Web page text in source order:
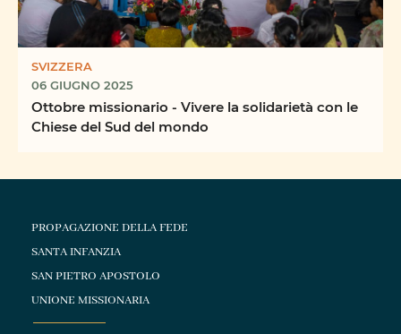
SVIZZERA
06 GIUGNO 2025
Ottobre missionario - Vivere la solidarietà con le
Chiese del Sud del mondo
PROPAGAZIONE DELLA FEDE
SANTA INFANZIA
SAN PIETRO APOSTOLO
UNIONE MISSIONARIA